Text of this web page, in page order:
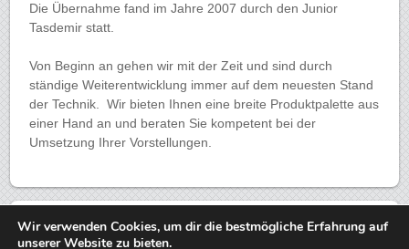
Die Übernahme fand im Jahre 2007 durch den Junior
Tasdemir statt.
Von Beginn an gehen wir mit der Zeit und sind durch
ständige Weiterentwicklung immer auf dem neuesten Stand
der Technik. Wir bieten Ihnen eine breite Produktpalette aus
einer Hand an und beraten Sie kompetent bei der
Umsetzung Ihrer Vorstellungen.
ATE Werbetechnik• Tel.: 0221 998 22 20 • fax.: 0221 - 998 22 19
•mail@ate-werbetechnik.de
Wir verwenden Cookies, um dir die bestmögliche Erfahrung auf
unserer Website zu bieten.